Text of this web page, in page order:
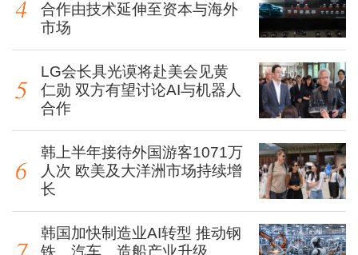
合作由技术延伸至资本与海外
市场
LG会长具光谟将赴美会见黄
仁勋 双方有望讨论AI与机器人
合作
韩上半年接待外国游客1071万
人次 欧美及大洋洲市场持续增
长
韩国加快制造业AI转型 推动钢
铁、汽车、造船产业升级